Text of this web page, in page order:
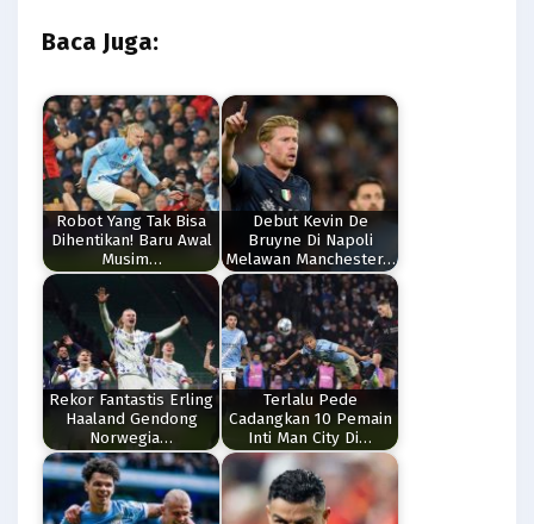
Baca Juga:
Robot Yang Tak Bisa
Dihentikan! Baru Awal
Musim…
Debut Kevin De
Bruyne Di Napoli
Melawan Manchester…
Rekor Fantastis Erling
Haaland Gendong
Norwegia…
Terlalu Pede
Cadangkan 10 Pemain
Inti Man City Di…